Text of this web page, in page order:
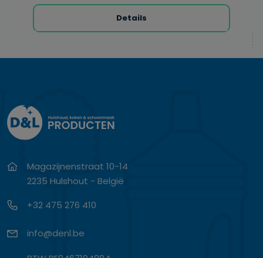
Details
Magazijnenstraat 10-14
2235 Hulshout - België
+32 475 276 410
info@denl.be